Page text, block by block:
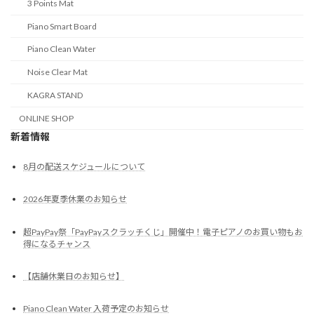
3 Points Mat
Piano Smart Board
Piano Clean Water
Noise Clear Mat
KAGRA STAND
ONLINE SHOP
新着情報
8月の配送スケジュールについて
2026年夏季休業のお知らせ
超PayPay祭「PayPayスクラッチくじ」開催中！電子ピアノのお買い物もお
得になるチャンス
【店舗休業日のお知らせ】
Piano Clean Water 入荷予定のお知らせ